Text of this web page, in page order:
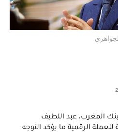
المغرب، عبد اللطيف
الرقمية ما يؤكد التوجه